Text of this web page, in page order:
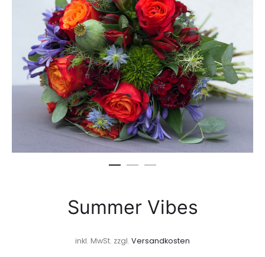
Summer Vibes
inkl. MwSt. zzgl. Versandkosten